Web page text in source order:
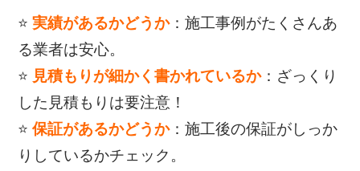
⭐実績があるかどうか：施工事例がたくさんあ
る業者は安心。
⭐ 見積もりが細かく書かれているか：ざっくり
した見積もりは要注意！
⭐保証があるかどうか：施工後の保証がしっか
りしているかチェック。